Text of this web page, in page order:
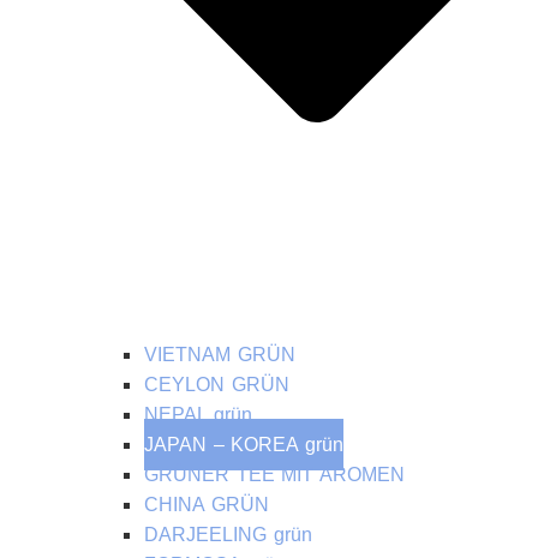
VIETNAM GRÜN
CEYLON GRÜN
NEPAL grün
JAPAN – KOREA grün
GRÜNER TEE MIT AROMEN
CHINA GRÜN
DARJEELING grün